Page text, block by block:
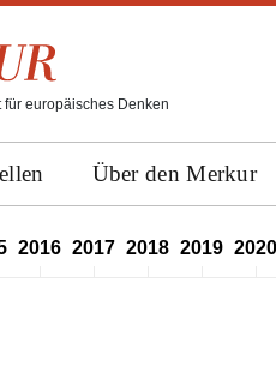
europäisches Denken
Über den Merkur
2016 2017 2018 2019 2020